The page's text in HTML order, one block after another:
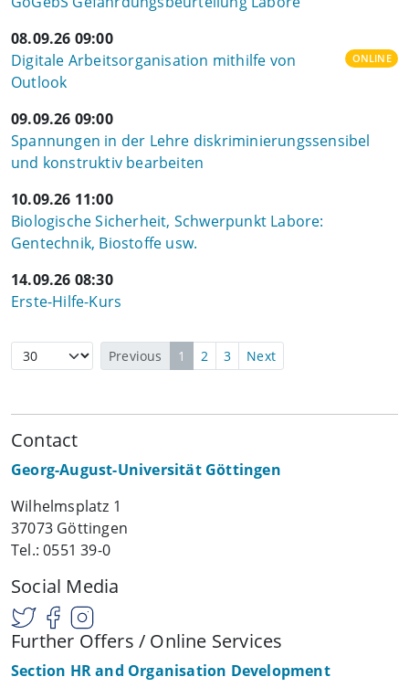
08.09.26 09:00
Digitale Arbeitsorganisation mithilfe von
Outlook
ONLINE
09.09.26 09:00
Spannungen in der Lehre diskriminierungssensibel
und konstruktiv bearbeiten
10.09.26 11:00
Biologische Sicherheit, Schwerpunkt Labore:
Gentechnik, Biostoffe usw.
14.09.26 08:30
Erste-Hilfe-Kurs
Previous 1 2 3 Next
Contact
Georg-August-Universität Göttingen
Wilhelmsplatz 1
37073 Göttingen
Tel.: 0551 39-0
Social Media
Further Offers / Online Services
Section HR and Organisation Development